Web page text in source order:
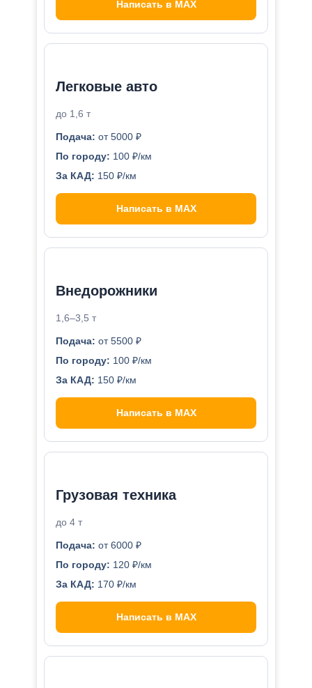
Написать в MAX
Легковые авто
до 1,6 т
Подача: от 5000 ₽
По городу: 100 ₽/км
За КАД: 150 ₽/км
Написать в MAX
Внедорожники
1,6–3,5 т
Подача: от 5500 ₽
По городу: 100 ₽/км
За КАД: 150 ₽/км
Написать в MAX
Грузовая техника
до 4 т
Подача: от 6000 ₽
По городу: 120 ₽/км
За КАД: 170 ₽/км
Написать в MAX